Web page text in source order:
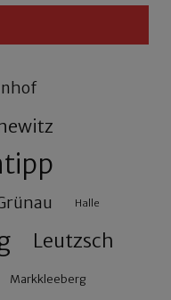
Halle
Leutzsch
Markkleeberg